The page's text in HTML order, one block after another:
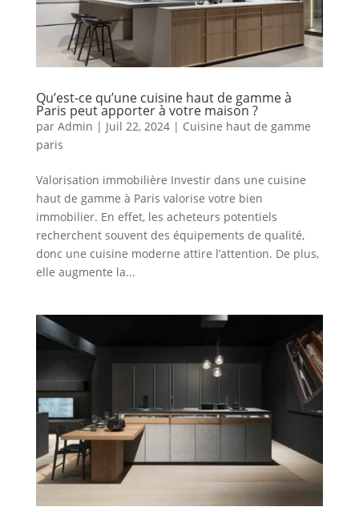
Qu’est-ce qu’une cuisine haut de gamme à
Paris peut apporter à votre maison ?
par Admin | Juil 22, 2024| Cuisine haut de gamme
paris
Valorisation immobilière Investir dans une cuisine
haut de gamme à Paris valorise votre bien
immobilier. En effet, les acheteurs potentiels
recherchent souvent des équipements de qualité,
donc une cuisine moderne attire l’attention. De plus,
elle augmente la...